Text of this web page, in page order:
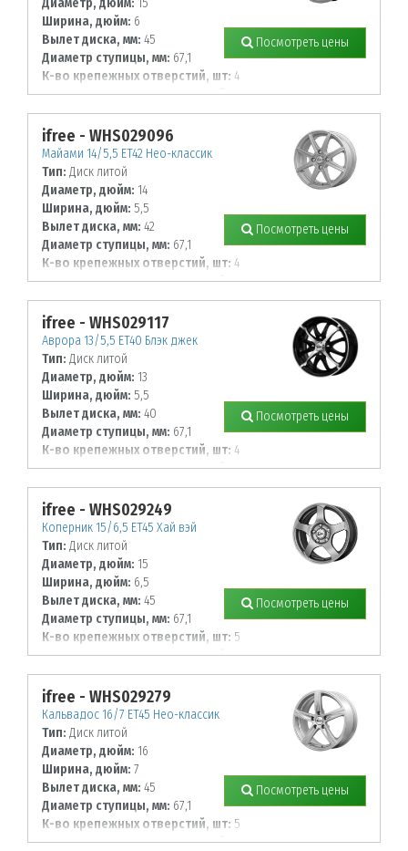
Ширина, дюйм: 6
Вылет диска, мм: 45
Диаметр ступицы, мм: 67,1
К-во крепежных отверстий, шт: 4
Диаметр располож. отверстий, мм:
100
Посмотреть цены
ifree - WHS029096
Майами 14/5,5 ET42 Нео-классик
Тип: Диск литой
Диаметр, дюйм: 14
Ширина, дюйм: 5,5
Вылет диска, мм: 42
Диаметр ступицы, мм: 67,1
К-во крепежных отверстий, шт: 4
Диаметр располож. отверстий, мм:
100
Посмотреть цены
ifree - WHS029117
Аврора 13/5,5 ET40 Блэк джек
Тип: Диск литой
Диаметр, дюйм: 13
Ширина, дюйм: 5,5
Вылет диска, мм: 40
Диаметр ступицы, мм: 67,1
К-во крепежных отверстий, шт: 4
Диаметр располож. отверстий, мм:
100
Посмотреть цены
ifree - WHS029249
Коперник 15/6,5 ET45 Хай вэй
Тип: Диск литой
Диаметр, дюйм: 15
Ширина, дюйм: 6,5
Вылет диска, мм: 45
Диаметр ступицы, мм: 67,1
К-во крепежных отверстий, шт: 5
Диаметр располож. отверстий, мм:
114,3
Посмотреть цены
ifree - WHS029279
Кальвадос 16/7 ET45 Нео-классик
Тип: Диск литой
Диаметр, дюйм: 16
Ширина, дюйм: 7
Вылет диска, мм: 45
Диаметр ступицы, мм: 67,1
К-во крепежных отверстий, шт: 5
Диаметр располож. отверстий, мм:
Посмотреть цены